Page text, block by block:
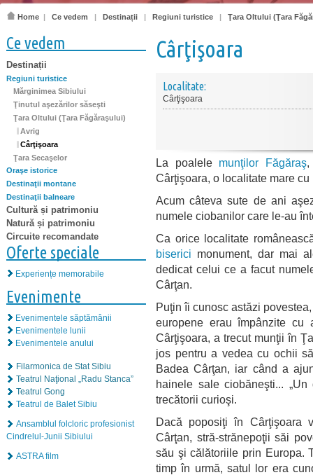
Home | Ce vedem | Destinații | Regiuni turistice | Ţara Oltului (Ţara
Ce vedem
Destinații
Regiuni turistice
Mărginimea Sibiului
Ţinutul aşezărilor săseşti
Ţara Oltului (Ţara Făgăraşului)
Avrig
Cârţişoara
Ţara Secaşelor
Oraşe istorice
Destinaţii montane
Destinaţii balneare
Cultură și patrimoniu
Natură și patrimoniu
Circuite recomandate
Oferte speciale
Experiențe memorabile
Evenimente
Evenimentele săptămânii
Evenimentele lunii
Evenimentele anului
Filarmonica de Stat Sibiu
Teatrul Naţional „Radu Stanca”
Teatrul Gong
Teatrul de Balet Sibiu
Ansamblul folcloric profesionist
Cindrelul-Junii Sibiului
ASTRA film
Cârţişoara
Localitate:
Cârţişoara
La poalele munţilor Făgăraş,
Cârţişoara, o localitate mare
Acum câteva sute de ani
numele ciobanilor care le-au
Ca orice localitate
biserici monument, dar mai
dedicat celui ce a facut
Cârţan.
Puţin îi cunosc astăzi
europene erau împânzite
Cârţişoara, a trecut munţii în
jos pentru a vedea cu ochii
Badea Cârţan, iar când a
hainele sale ciobăneşti...
trecătorii curioşi.
Dacă poposiţi în Cârţişoara
Cârţan, stră-strănepoţii săi
său şi călătoriile prin Europa.
timp în urmă, satul lor era